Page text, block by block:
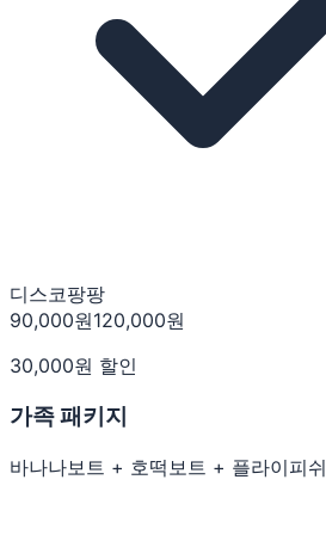
디스코팡팡
90,000원120,000원
30,000원 할인
가족 패키지
바나나보트 + 호떡보트 + 플라이피쉬